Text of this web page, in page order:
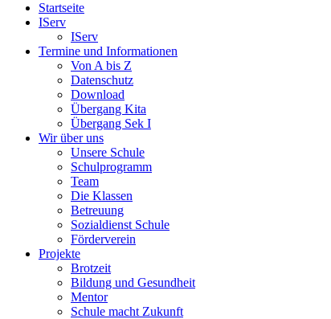
Startseite
IServ
IServ
Termine und Informationen
Von A bis Z
Datenschutz
Download
Übergang Kita
Übergang Sek I
Wir über uns
Unsere Schule
Schulprogramm
Team
Die Klassen
Betreuung
Sozialdienst Schule
Förderverein
Projekte
Brotzeit
Bildung und Gesundheit
Mentor
Schule macht Zukunft